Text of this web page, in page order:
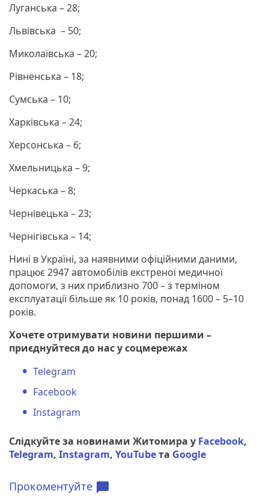
Луганська – 28;
Львівська – 50;
Миколаївська – 20;
Рівненська – 18;
Сумська – 10;
Харківська – 24;
Херсонська – 6;
Хмельницька – 9;
Черкаська – 8;
Чернівецька – 23;
Чернігівська – 14;
Нині в Україні, за наявними офіційними даними,
працює 2947 автомобілів екстреної медичної
допомоги, з них приблизно 700 – з терміном
експлуатації більше як 10 років, понад 1600 – 5–10
років.
Хочете отримувати новини першими –
приєднуйтеся до нас у соцмережах
Telegram
Facebook
Instagram
Слідкуйте за новинами Житомира у Facebook,
Telegram, Instagram, YouTubeта Google
Прокоментуйте chat_bubble